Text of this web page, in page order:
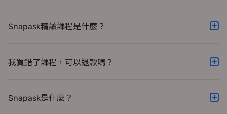
法，有技巧地橫掃分數，比同屆同學走少很多冤枉路。
Snapask精讀課程是什麼？
星級導師會為學生分析考試趨勢，詳解DSE必考、必溫、必
技巧及答題要訣。不論學生以補底抑或奪星為目標，
Snapask DSE精讀課程均能支援其學習所需。
我買錯了課程，可以退款嗎？
Snapask是什麼？